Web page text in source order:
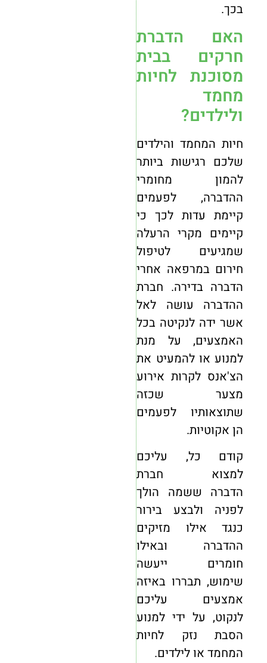
בכך.
האם הדברת
חרקים בבית
מסוכנת לחיות
מחמד
ולילדים?
חיות המחמד והילדים
שלכם רגישות ביותר
להמון מחומרי
ההדברה, לפעמים
קיימת עדות לכך כי
קיימים מקרי הרעלה
שמגיעים לטיפול
חירום במרפאה אחרי
הדברה בדירה. חברת
ההדברה עושה לאל
אשר ידה לנקיטה בכל
האמצעים, על מנת
למנוע או להמעיט את
הצ'אנס לקרות אירוע
מצער שכזה
שתוצאותיו לפעמים
הן אקוטיות.
קודם כל, עליכם
למצוא
חברת
הדברהששמה הולך
לפניה ולבצע בירור
כנגד אילו מזיקים
ההדברה ובאילו
חומרים ייעשה
שימוש, תבררו באיזה
אמצעים עליכם
לנקוט, על ידי למנוע
הסבת נזק לחיות
המחמד או לילדים.